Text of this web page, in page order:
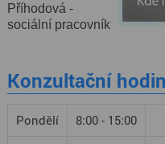
Příhodová -
sociální pracovník
Konzultační
Pondělí
8:00 - 15:00